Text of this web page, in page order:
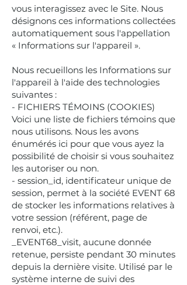
vous interagissez avec le Site. Nous
désignons ces informations collectées
automatiquement sous l'appellation
« Informations sur l'appareil ».
Nous recueillons les Informations sur
l'appareil à l'aide des technologies
suivantes :
- FICHIERS TÉMOINS (COOKIES)
Voici une liste de fichiers témoins que
nous utilisons. Nous les avons
énumérés ici pour que vous ayez la
possibilité de choisir si vous souhaitez
les autoriser ou non.
- session_id, identificateur unique de
session, permet à la société EVENT 68
de stocker les informations relatives à
votre session (référent, page de
renvoi, etc.).
_EVENT68_visit, aucune donnée
retenue, persiste pendant 30 minutes
depuis la dernière visite. Utilisé par le
système interne de suivi des